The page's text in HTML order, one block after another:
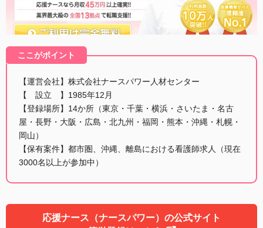
ここがポイント
【運営会社】株式会社ナースパワー人材センター
【 設立 】1985年12月
【登録場所】14か所（東京・千葉・横浜・さいたま・名古
屋・長野・大阪・広島・北九州・福岡・熊本・沖縄・札幌・
岡山）
【保有案件】都市圏、沖縄、離島における看護師求人（現在
3000名以上が参加中）
応援ナース（ナースパワー）の公式サイト